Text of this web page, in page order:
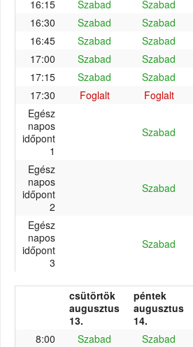
16:15
Szabad Szabad
16:30
Szabad Szabad
16:45
Szabad Szabad
17:00
Szabad Szabad
17:15
Szabad Szabad
17:30
Foglalt Foglalt
Egész
napos
időpont
1
Szabad
Egész
napos
időpont
2
Szabad
Egész
napos
időpont
3
Szabad
csütörtök
augusztus
13.
péntek
augusztus
14.
8:00
Szabad Szabad